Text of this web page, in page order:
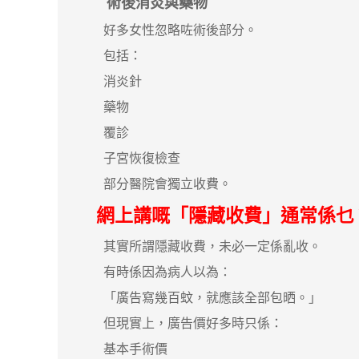
術後消炎與藥物
好多女性忽略咗術後部分。
包括：
消炎針
藥物
覆診
子宮恢復檢查
部分醫院會獨立收費。
網上講嘅「隱藏收費」通常係乜
其實所謂隱藏收費，未必一定係亂收。
有時係因為病人以為：
「廣告寫幾百蚊，就應該全部包晒。」
但現實上，廣告價好多時只係：
基本手術價